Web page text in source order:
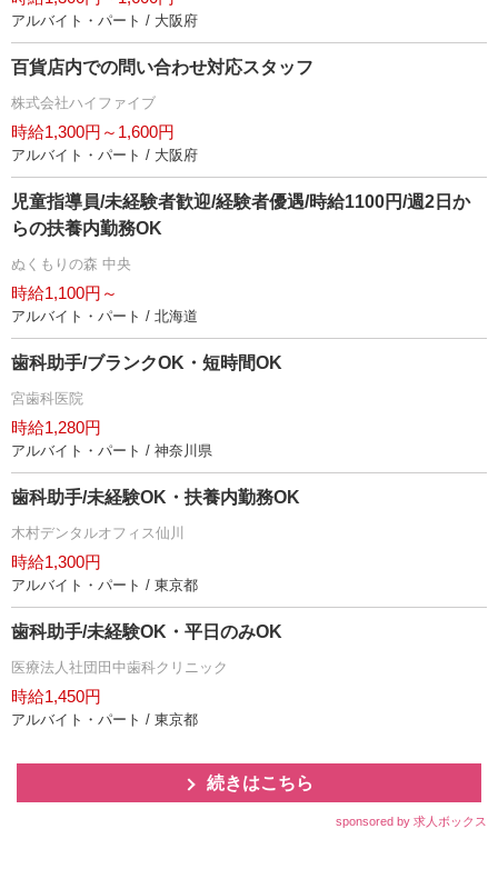
アルバイト・パート / 大阪府
百貨店内での問い合わせ対応スタッフ
株式会社ハイファイブ
時給1,300円～1,600円
アルバイト・パート / 大阪府
児童指導員/未経験者歓迎/経験者優遇/時給1100円/週2日か
らの扶養内勤務OK
ぬくもりの森 中央
時給1,100円～
アルバイト・パート / 北海道
歯科助手/ブランクOK・短時間OK
宮歯科医院
時給1,280円
アルバイト・パート / 神奈川県
歯科助手/未経験OK・扶養内勤務OK
木村デンタルオフィス仙川
時給1,300円
アルバイト・パート / 東京都
歯科助手/未経験OK・平日のみOK
医療法人社団田中歯科クリニック
時給1,450円
アルバイト・パート / 東京都
続きはこちら
sponsored by 求人ボックス